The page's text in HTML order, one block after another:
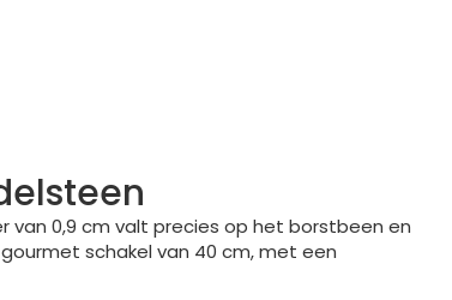
van 0,9 cm valt precies op het borstbeen en
schakel van 40 cm, met een